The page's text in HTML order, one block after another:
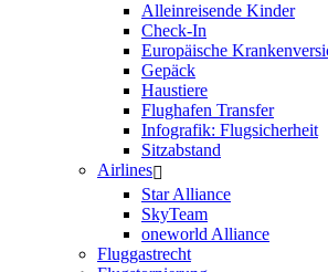
Alleinreisende Kinder
Check-In
Europäische
Gepäck
Haustiere
Flughafen Transfer
Infografik: Flugsicherheit
Sitzabstand
Airlines
Star Alliance
SkyTeam
oneworld Alliance
Fluggastrecht